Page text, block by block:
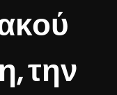
την